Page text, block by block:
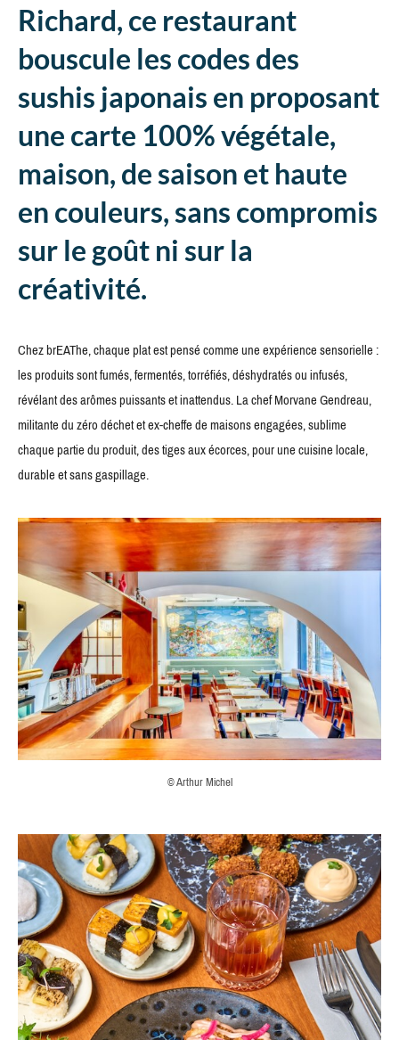
Richard, ce restaurant
bouscule les codes des
sushis japonais en proposant
une carte 100% végétale,
maison, de saison et haute
en couleurs, sans compromis
sur le goût ni sur la
créativité.
Chez brEAThe, chaque plat est pensé comme une expérience sensorielle :
les produits sont fumés, fermentés, torréfiés, déshydratés ou infusés,
révélant des arômes puissants et inattendus. La chef Morvane Gendreau,
militante du zéro déchet et ex-cheffe de maisons engagées, sublime
chaque partie du produit, des tiges aux écorces, pour une cuisine locale,
durable et sans gaspillage.
© Arthur Michel